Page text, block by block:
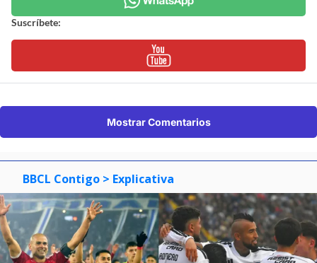
Suscríbete:
Mostrar Comentarios
BBCL Contigo > Explicativa